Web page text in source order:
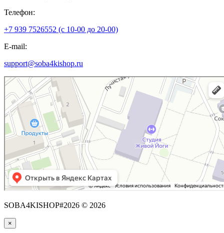
Телефон:
+7 939 7526552 (с 10-00 до 20-00)
E-mail:
support@soba4kishop.ru
SOBA4KISHOP#2026 © 2026
×